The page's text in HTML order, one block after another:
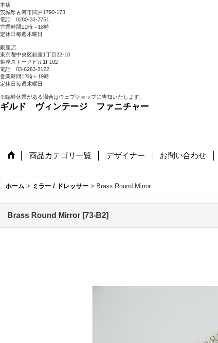
本店
茨城県古河市関戸1790-173
電話 0280-33-7751
営業時間11時～18時
定休日毎週木曜日
銀座店
東京都中央区銀座1丁目22-10
銀座ストークビル1F102
電話 03-6263-2122
営業時間12時～19時
定休日毎週木曜日
※臨時休業がある場合はウェブショップに告知いたします。
ギルド ヴィンテージ ファニチャー
商品カテゴリ一覧 デザイナー お問い合わせ
ホーム > ミラー / ドレッサー > Brass Round Mirror
Brass Round Mirror [73-B2]